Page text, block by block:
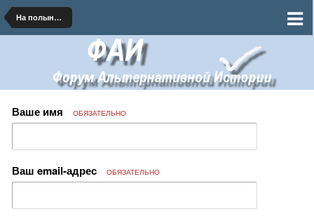
На полынных тропинках далеких планет
Ваше имя ОБЯЗАТЕЛЬНО
Ваш email-адрес ОБЯЗАТЕЛЬНО